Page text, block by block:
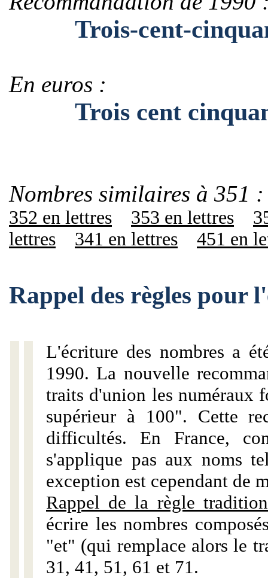
Trois-cent-
En euros :
Trois cent
Nombres similaires à 351 :
352 en lettres 353 en lettres
lettres
341 en lettres 451 en
Rappel des règles pour
L'écriture des nombres a
1990. La nouvelle
traits d'union les numéraux
supérieur à 100". Cette
difficultés. En France,
s'applique pas aux noms
exception est cependant de
Rappel de la règle
écrire les nombres
"et" (qui remplace alors le
31, 41, 51, 61 et 71.